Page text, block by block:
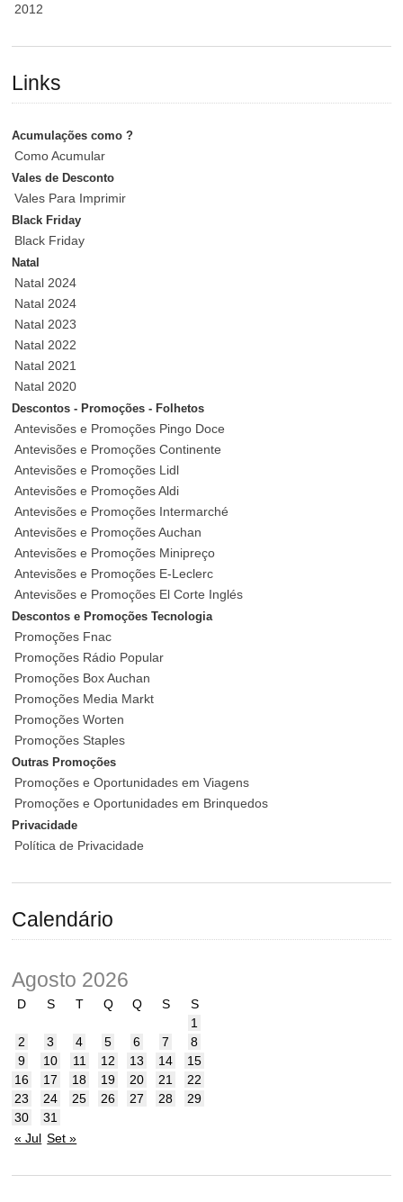
2012
Links
Acumulações como ?
Como Acumular
Vales de Desconto
Vales Para Imprimir
Black Friday
Black Friday
Natal
Natal 2024
Natal 2024
Natal 2023
Natal 2022
Natal 2021
Natal 2020
Descontos - Promoções - Folhetos
Antevisões e Promoções Pingo Doce
Antevisões e Promoções Continente
Antevisões e Promoções Lidl
Antevisões e Promoções Aldi
Antevisões e Promoções Intermarché
Antevisões e Promoções Auchan
Antevisões e Promoções Minipreço
Antevisões e Promoções E-Leclerc
Antevisões e Promoções El Corte Inglés
Descontos e Promoções Tecnologia
Promoções Fnac
Promoções Rádio Popular
Promoções Box Auchan
Promoções Media Markt
Promoções Worten
Promoções Staples
Outras Promoções
Promoções e Oportunidades em Viagens
Promoções e Oportunidades em Brinquedos
Privacidade
Política de Privacidade
Calendário
Agosto 2026
D S T Q Q S
S
1
2
3 4 5 6 7
8
9
10 11 12 13 14
15
16
17 18 19 20 21
22
23
24 25 26 27 28
29
30
31
« Jul Set »